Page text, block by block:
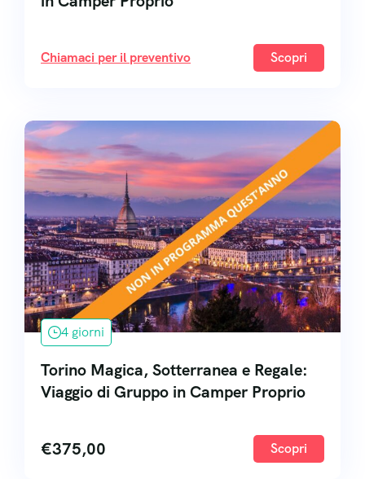
Chiamaci per il preventivo Scopri
4 giorni
Torino Magica, Sotterranea e Regale:
Viaggio di Gruppo in Camper Proprio
€375,00 Scopri